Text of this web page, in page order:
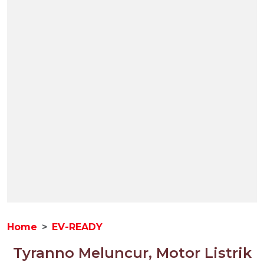
Home EV-READY
Tyranno Meluncur, Motor Listrik